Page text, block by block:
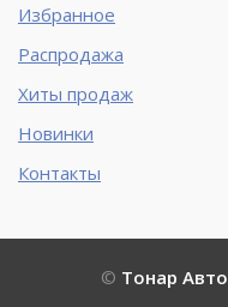
Избранное
Распродажа
Хиты продаж
Новинки
Контакты
© Тонар Авто